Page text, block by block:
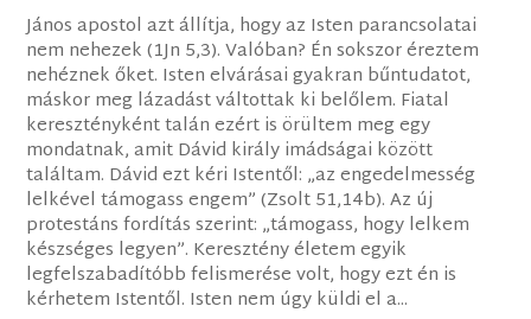
János apostol azt állítja, hogy az Isten parancsolatai
nem nehezek (1Jn 5,3). Valóban? Én sokszor éreztem
nehéznek őket. Isten elvárásai gyakran bűntudatot,
máskor meg lázadást váltottak ki belőlem. Fiatal
keresztényként talán ezért is örültem meg egy
mondatnak, amit Dávid király imádságai között
találtam. Dávid ezt kéri Istentől: „az engedelmesség
lelkével támogass engem” (Zsolt 51,14b). Az új
protestáns fordítás szerint: „támogass, hogy lelkem
készséges legyen”. Keresztény életem egyik
legfelszabadítóbb felismerése volt, hogy ezt én is
kérhetem Istentől. Isten nem úgy küldi el a...